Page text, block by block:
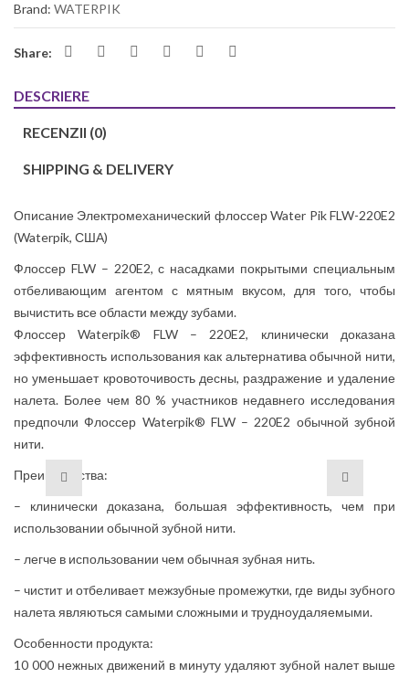
Brand: WATERPIK
Share:
DESCRIERE
RECENZII (0)
SHIPPING & DELIVERY
Описание Электромеханический флоссер Water Pik FLW-220E2
(Waterpik, США)
Флоссер FLW – 220E2, с насадками покрытыми специальным
отбеливающим агентом с мятным вкусом, для того, чтобы
вычистить все области между зубами.
Флоссер Waterpik® FLW – 220E2, клинически доказана
эффективность использования как альтернатива обычной нити,
но уменьшает кровоточивость десны, раздражение и удаление
налета. Более чем 80 % участников недавнего исследования
предпочли Флоссер Waterpik® FLW – 220E2 обычной зубной
нити.
Преимущества:
– клинически доказана, большая эффективность, чем при
использовании обычной зубной нити.
– легче в использовании чем обычная зубная нить.
– чистит и отбеливает межзубные промежутки, где виды зубного
налета являються самыми сложными и трудноудаляемыми.
Особенности продукта:
10 000 нежных движений в минуту удаляют зубной налет выше